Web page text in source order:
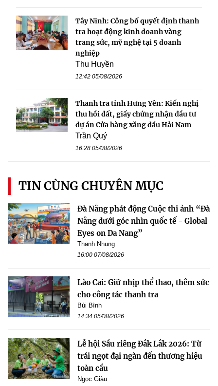
Tây Ninh: Công bố quyết định thanh
tra hoạt động kinh doanh vàng
trang sức, mỹ nghệ tại 5 doanh
nghiệp
Thu Huyền
12:42 05/08/2026
Thanh tra tỉnh Hưng Yên: Kiến nghị
thu hồi đất, giấy chứng nhận đầu tư
dự án Cửa hàng xăng dầu Hải Nam
Trần Quý
16:28 05/08/2026
TIN CÙNG CHUYÊN MỤC
Đà Nẵng phát động Cuộc thi ảnh “Đà
Nẵng dưới góc nhìn quốc tế - Global
Eyes on Da Nang”
Thanh Nhung
16:00 07/08/2026
Lào Cai: Giữ nhịp thể thao, thêm sức
cho công tác thanh tra
Bùi Bình
14:34 05/08/2026
Lễ hội Sầu riêng Đắk Lắk 2026: Từ
trái ngọt đại ngàn đến thương hiệu
toàn cầu
Ngọc Giàu